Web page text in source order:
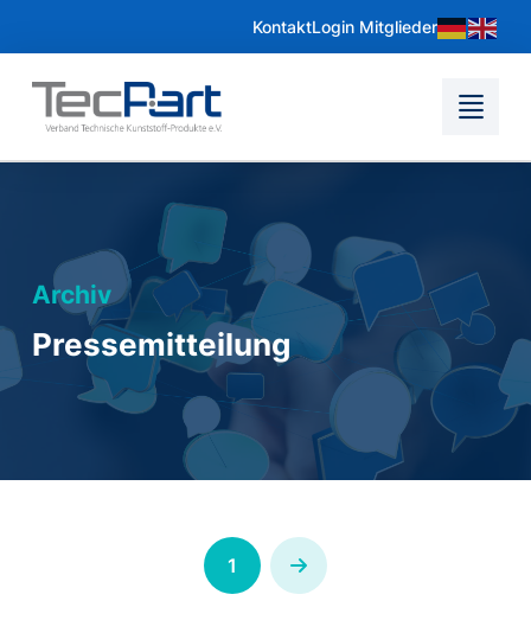
KontaktLogin Mitglieder
Archiv
Pressemitteilung
1 Next